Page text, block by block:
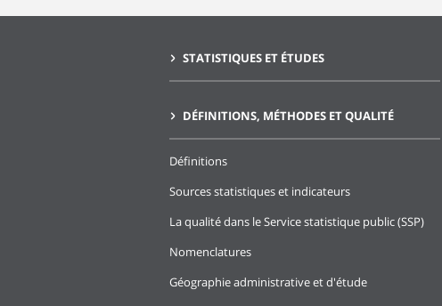
STATISTIQUES ET ÉTUDES
DÉFINITIONS, MÉTHODES ET QUALITÉ
Définitions
Sources statistiques et indicateurs
La qualité dans le Service statistique public (SSP)
Nomenclatures
Géographie administrative et d'étude